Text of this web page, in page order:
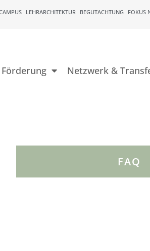
LEHRARCHITEKTUR BEGUTACHTUNG FOKUS
Förderung Netzwerk &
FAQ